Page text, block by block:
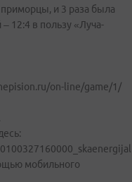
и 3 раза была
12:4 в пользу «Луча-
on-line/game/1/
мобильного